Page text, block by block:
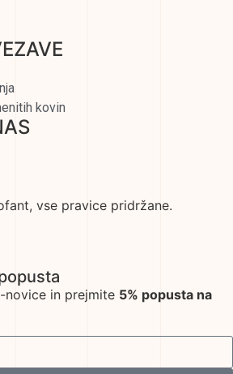
kovin
vse pravice pridržane.
novice in prejmite 5% popusta na